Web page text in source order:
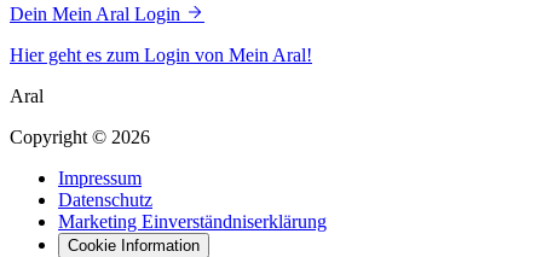
Dein Mein Aral Login
Hier geht es zum Login von Mein Aral!
Aral
Copyright © 2026
Impressum
Datenschutz
Marketing Einverständniserklärung
Cookie Information